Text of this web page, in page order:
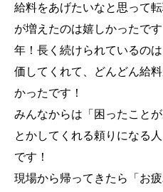
給料をあげたいなと思って
が増えたのは嬉しかったで
年！長く続けられているの
価してくれて、どんどん給
かったです！
みんなからは「困ったこと
とかしてくれる頼りになる
です！
現場から帰ってきたら「お